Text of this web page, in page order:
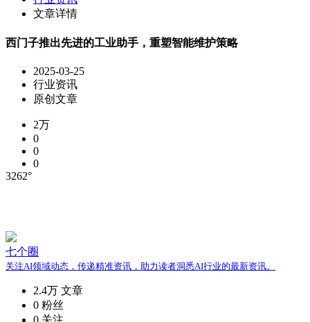
文章详情
西门子推出先进的工业助手，重塑智能维护策略
2025-03-25
行业资讯
原创文章
2万
0
0
0
3262°
七个圈
关注AI领域动态，传递精准资讯，助力读者洞悉AI行业的最新资讯。
2.4万 文章
0 粉丝